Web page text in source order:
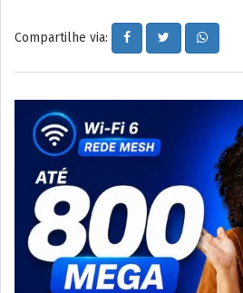
Compartilhe via: